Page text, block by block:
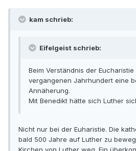
kam schrieb:
Eifelgeist schrieb:
Beim Verständnis der
vergangenen Jahrhundert eine
Annäherung.
Mit Benedikt hätte sich Luther
Nicht nur bei der Euharistie. Die
bald 500 Jahre auf Luther zu